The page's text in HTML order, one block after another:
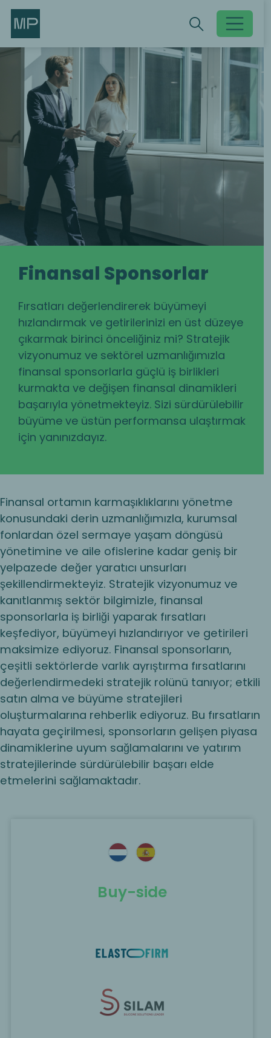
Toggle
Search Search
Finansal Sponsorlar
Fırsatları değerlendirerek büyümeyi
hızlandırmak ve getirilerinizi en üst düzeye
çıkarmak birinci önceliğiniz mi? Stratejik
vizyonumuz ve sektörel uzmanlığımızla
finansal sponsorlarla güçlü iş birlikleri
kurmakta ve değişen finansal dinamikleri
başarıyla yönetmekteyiz. Sizi sürdürülebilir
büyüme ve üstün performansa ulaştırmak
için yanınızdayız.
Finansal ortamın karmaşıklıklarını yönetme
konusundaki derin uzmanlığımızla, kurumsal
fonlardan özel sermaye yaşam döngüsü
yönetimine ve aile ofislerine kadar geniş bir
yelpazede değer yaratıcı unsurları
şekillendirmekteyiz. Stratejik vizyonumuz ve
kanıtlanmış sektör bilgimizle, finansal
sponsorlarla iş birliği yaparak fırsatları
keşfediyor, büyümeyi hızlandırıyor ve getirileri
maksimize ediyoruz. Finansal sponsorların,
çeşitli sektörlerde varlık ayrıştırma fırsatlarını
değerlendirmedeki stratejik rolünü tanıyor; etkili
satın alma ve büyüme stratejileri
oluşturmalarına rehberlik ediyoruz. Bu fırsatların
hayata geçirilmesi, sponsorların gelişen piyasa
dinamiklerine uyum sağlamalarını ve yatırım
stratejilerinde sürdürülebilir başarı elde
etmelerini sağlamaktadır.
Buy-side